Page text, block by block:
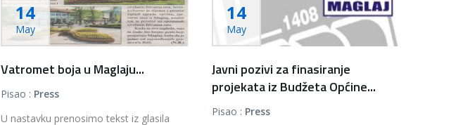
14
May
Vatromet boja u Maglaju...
Pisao : Press
U nastavku prenosimo tekst iz glasila
14
May
Javni pozivi za finasiranje
projekata iz Budžeta Općine...
Pisao : Press